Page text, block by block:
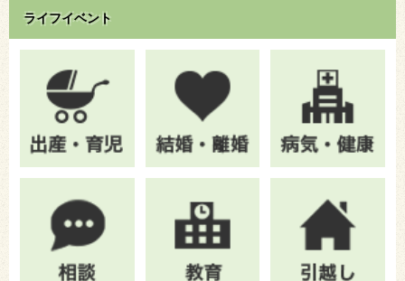
ライフイベント